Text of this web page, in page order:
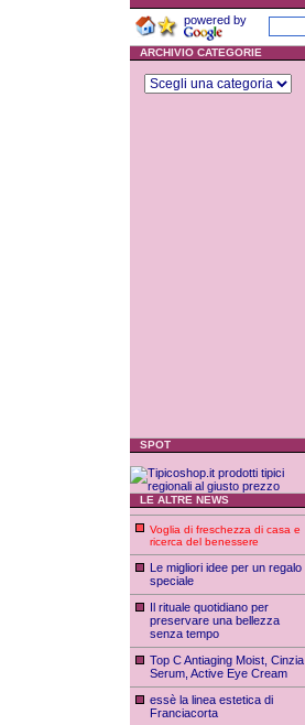
powered by
ARCHIVIO CATEGORIE
SPOT
LE ALTRE NEWS
Voglia di freschezza di casa e
ricerca del benessere
Le migliori idee per un regalo
speciale
Il rituale quotidiano per
preservare una bellezza
senza tempo
Top C Antiaging Moist, Cinzia
Serum, Active Eye Cream
essè la linea estetica di
Franciacorta